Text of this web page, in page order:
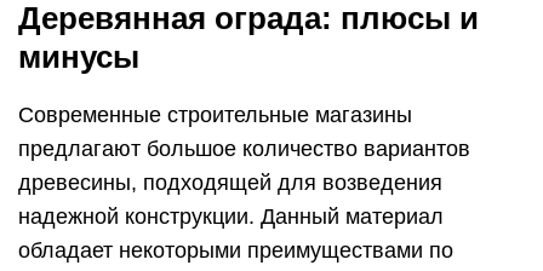
Деревянная ограда: плюсы и
минусы
Современные строительные магазины
предлагают большое количество вариантов
древесины, подходящей для возведения
надежной конструкции. Данный материал
обладает некоторыми преимуществами по